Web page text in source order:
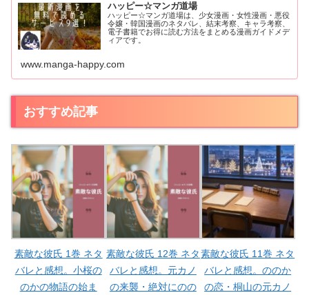
ハッピー☆マンガ道場
ハッピー☆マンガ道場は、少女漫画・女性漫画・悪役
令嬢・韓国漫画のネタバレ、結末考察、キャラ考察、
電子書籍でお得に読む方法をまとめる漫画ガイドメデ
ィアです。
www.manga-happy.com
おすすめ記事
素敵な彼氏 1巻 ネタ
バレと感想。小桜の
のかの物語の始ま
素敵な彼氏 12巻 ネタ
バレと感想。元カノ
の来襲・絶対にのの
素敵な彼氏 11巻 ネタ
バレと感想。ののか
の恋・桐山の元カノ